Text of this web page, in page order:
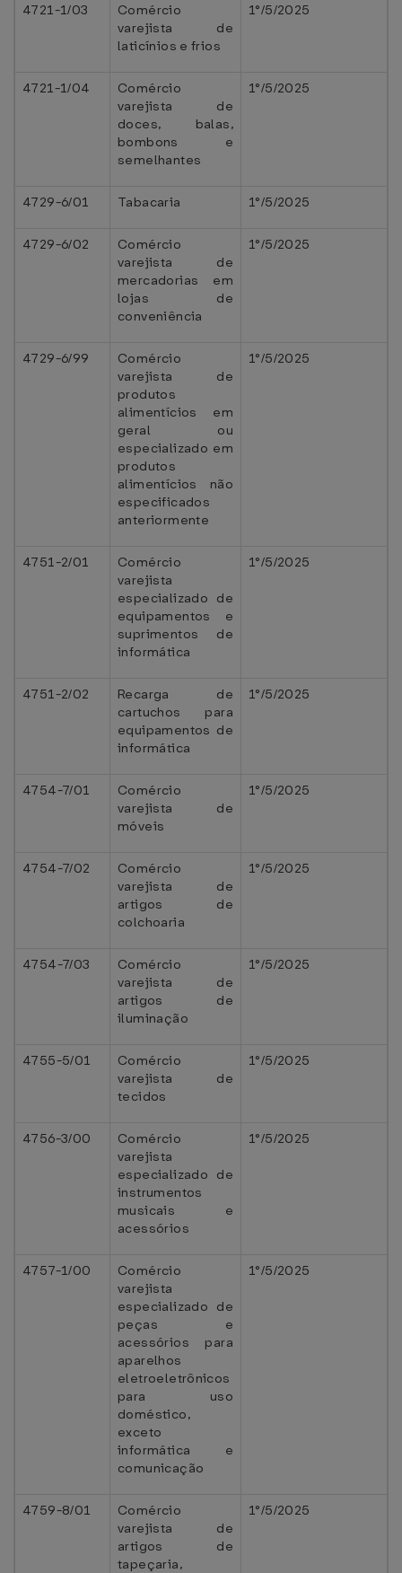
4721-1/03
Comércio
varejista de
laticínios e frios
1°/5/2025
4721-1/04
Comércio
varejista de
doces, balas,
bombons e
semelhantes
1°/5/2025
4729-6/01 Tabacaria 1°/5/2025
4729-6/02
Comércio
varejista de
mercadorias em
lojas de
conveniência
1°/5/2025
4729-6/99
Comércio
varejista de
produtos
alimentícios em
geral ou
especializado em
produtos
alimentícios não
especificados
anteriormente
1°/5/2025
4751-2/01
Comércio
varejista
especializado de
equipamentos e
suprimentos de
informática
1°/5/2025
4751-2/02
Recarga de
cartuchos para
equipamentos de
informática
1°/5/2025
4754-7/01
Comércio
varejista de
móveis
1°/5/2025
4754-7/02
Comércio
varejista de
artigos de
colchoaria
1°/5/2025
4754-7/03
Comércio
varejista de
artigos de
iluminação
1°/5/2025
4755-5/01
Comércio
varejista de
tecidos
1°/5/2025
4756-3/00
Comércio
varejista
especializado de
instrumentos
musicais e
acessórios
1°/5/2025
4757-1/00
Comércio
varejista
especializado de
peças e
acessórios para
aparelhos
eletroeletrônicos
para uso
doméstico,
exceto
informática e
comunicação
1°/5/2025
4759-8/01
Comércio
varejista de
artigos de
tapeçaria,
1°/5/2025